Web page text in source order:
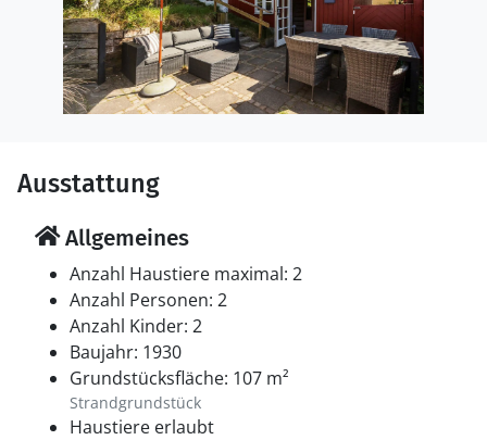
Ausstattung
Allgemeines
Anzahl Haustiere maximal: 2
Anzahl Personen: 2
Anzahl Kinder: 2
Baujahr: 1930
Grundstücksfläche: 107 m²
Strandgrundstück
Haustiere erlaubt